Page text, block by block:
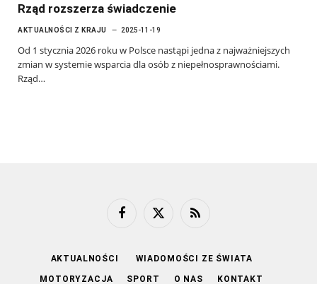
Rząd rozszerza świadczenie
AKTUALNOŚCI Z KRAJU 2025-11-19
Od 1 stycznia 2026 roku w Polsce nastąpi jedna z najważniejszych
zmian w systemie wsparcia dla osób z niepełnosprawnościami.
Rząd…
FacebookX
RSS
AKTUALNOŚCI WIADOMOŚCI ZE ŚWIATA
MOTORYZACJA SPORT O NAS KONTAKT